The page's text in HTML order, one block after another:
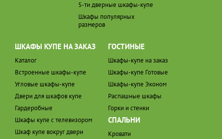
5-ти дверные шкафы-купе
Шкафы популярных
размеров
ШКАФЫ КУПЕ НА ЗАКАЗ
Каталог
Встроенные шкафы-купе
Угловые шкафы-купе
Двери для шкафов купе
Гардеробные
Шкафы купе с телевизором
Шкаф купе вокруг двери
ГОСТИНЫЕ
Шкафы-купе на заказ
Шкафы-купе Готовые
Шкафы-купе Эконом
Распашные шкафы
Горки и стенки
СПАЛЬНИ
Кровати